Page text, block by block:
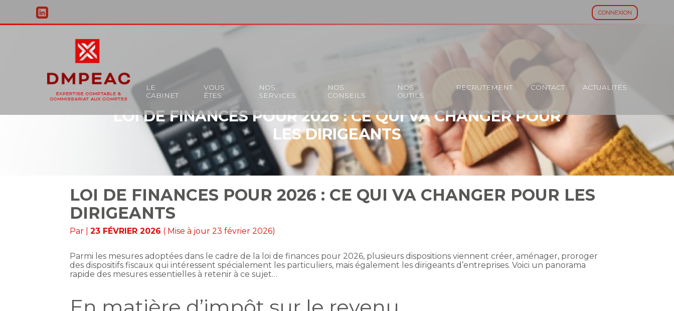
CONNEXION
au
Principal
LE
CABINET
VOUS
ÊTES
NOS
SERVICES
NOS
CONSEILS
NOS
OUTILS
RECRUTEMENT CONTACT ACTUALITÉS
LOI DE FINANCES POUR 2026 : CE QUI VA CHANGER POUR
LES DIRIGEANTS
LOI DE FINANCES POUR 2026 : CE QUI VA CHANGER POUR LES
DIRIGEANTS
Par |23 FÉVRIER 2026 ( Mise à jour 23 février 2026)
Parmi les mesures adoptées dans le cadre de la loi de finances pour 2026, plusieurs dispositions viennent créer, aménager, proroger
des dispositifs fiscaux qui intéressent spécialement les particuliers, mais également les dirigeants d’entreprises. Voici un panorama
rapide des mesures essentielles à retenir à ce sujet…